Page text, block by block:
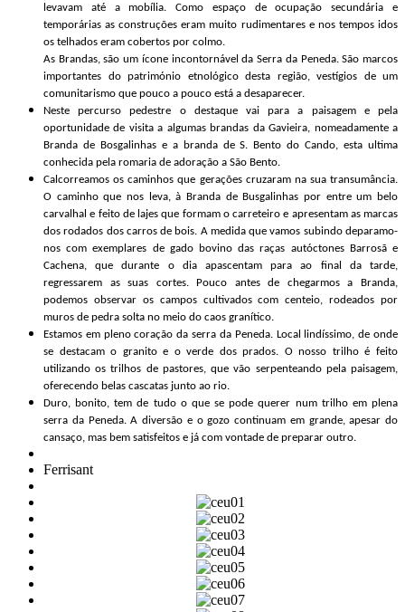
levavam até a mobília. Como espaço de ocupação secundária e
temporárias as construções eram muito rudimentares e nos tempos idos
os telhados eram cobertos por colmo.
As Brandas, são um ícone incontornável da Serra da Peneda. São marcos
importantes do património etnológico desta região, vestígios de um
comunitarismo que pouco a pouco está a desaparecer.
Neste percurso pedestre o destaque vai para a paisagem e pela
oportunidade de visita a algumas brandas da Gavieira, nomeadamente a
Branda de Bosgalinhas e a branda de S. Bento do Cando, esta ultima
conhecida pela romaria de adoração a São Bento.
Calcorreamos os caminhos que gerações cruzaram na sua transumância.
O caminho que nos leva, à Branda de Busgalinhas por entre um belo
carvalhal e feito de lajes que formam o carreteiro e apresentam as marcas
dos rodados dos carros de bois. A medida que vamos subindo deparamo-
nos com exemplares de gado bovino das raças autóctones Barrosã e
Cachena, que durante o dia apascentam para ao final da tarde,
regressarem as suas cortes. Pouco antes de chegarmos a Branda,
podemos observar os campos cultivados com centeio, rodeados por
muros de pedra solta no meio do caos granítico.
Estamos em pleno coração da serra da Peneda. Local lindíssimo, de onde
se destacam o granito e o verde dos prados. O nosso trilho é feito
utilizando os trilhos de pastores, que vão serpenteando pela paisagem,
oferecendo belas cascatas junto ao rio.
Duro, bonito, tem de tudo o que se pode querer num trilho em plena
serra da Peneda. A diversão e o gozo continuam em grande, apesar do
cansaço, mas bem satisfeitos e já com vontade de preparar outro.
Ferrisant